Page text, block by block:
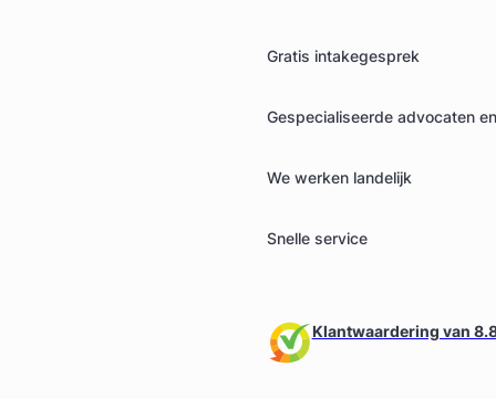
Gratis intakegesprek
Gespecialiseerde advocaten
We werken landelijk
Snelle service
Klantwaardering van